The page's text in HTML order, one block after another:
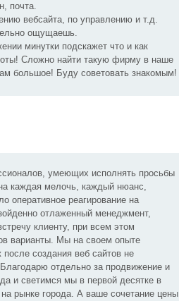
почта.
вебсайта, по управлению и т.д.
ощущаешь.
минутки подскажет что и как
Сложно найти такую фирму в наше
большое! Буду советовать знакомым!
умеющих исполнять просьбы
каждая мелочь, каждый нюанс,
оперативное реагирование на
отлаженный менеджмент,
клиенту, при всем этом
варианты. Мы на своем опыте
создания веб сайтов не
отдельно за продвижение и
и светимся мы в первой десятке в
рынке города. А ваше сочетание цены